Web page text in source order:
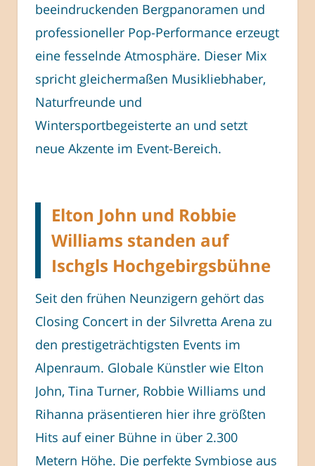
beeindruckenden Bergpanoramen und
professioneller Pop-Performance erzeugt
eine fesselnde Atmosphäre. Dieser Mix
spricht gleichermaßen Musikliebhaber,
Naturfreunde und
Wintersportbegeisterte an und setzt
neue Akzente im Event-Bereich.
Elton John und Robbie
Williams standen auf
Ischgls Hochgebirgsbühne
Seit den frühen Neunzigern gehört das
Closing Concert in der Silvretta Arena zu
den prestigeträchtigsten Events im
Alpenraum. Globale Künstler wie Elton
John, Tina Turner, Robbie Williams und
Rihanna präsentieren hier ihre größten
Hits auf einer Bühne in über 2.300
Metern Höhe. Die perfekte Symbiose aus